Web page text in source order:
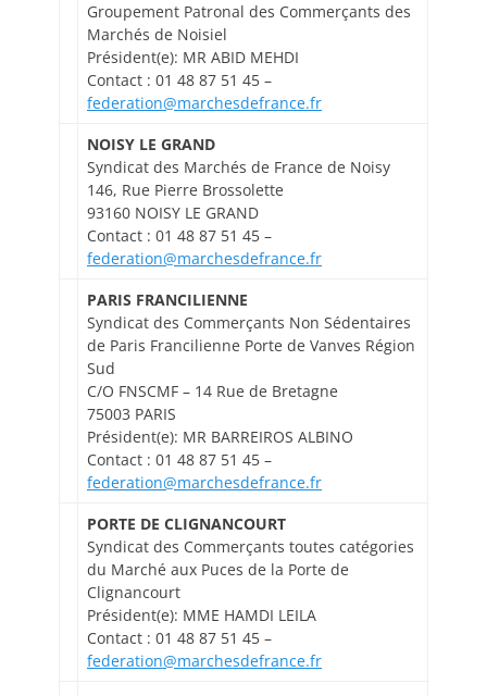
Groupement Patronal des Commerçants des
Marchés de Noisiel
Président(e): MR ABID MEHDI
Contact : 01 48 87 51 45 –
federation@marchesdefrance.fr
NOISY LE GRAND
Syndicat des Marchés de France de Noisy
146, Rue Pierre Brossolette
93160 NOISY LE GRAND
Contact : 01 48 87 51 45 –
federation@marchesdefrance.fr
PARIS FRANCILIENNE
Syndicat des Commerçants Non Sédentaires
de Paris Francilienne Porte de Vanves Région
Sud
C/O FNSCMF – 14 Rue de Bretagne
75003 PARIS
Président(e): MR BARREIROS ALBINO
Contact : 01 48 87 51 45 –
federation@marchesdefrance.fr
PORTE DE CLIGNANCOURT
Syndicat des Commerçants toutes catégories
du Marché aux Puces de la Porte de
Clignancourt
Président(e): MME HAMDI LEILA
Contact : 01 48 87 51 45 –
federation@marchesdefrance.fr